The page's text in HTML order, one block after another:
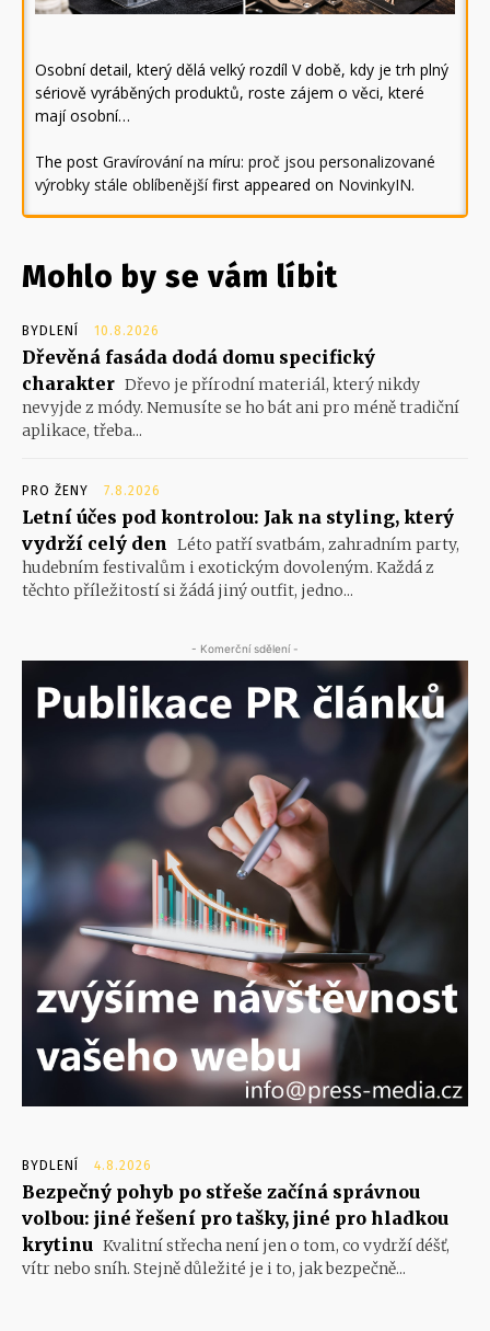
Osobní detail, který dělá velký rozdíl V době, kdy je trh plný
sériově vyráběných produktů, roste zájem o věci, které
mají osobní…
The post Gravírování na míru: proč jsou personalizované
výrobky stále oblíbenějšífirst appeared on NovinkyIN.
Mohlo by se vám líbit
BYDLENÍ 10.8.2026
Dřevěná fasáda dodá domu specifický
charakter Dřevo je přírodní materiál, který nikdy
nevyjde z módy. Nemusíte se ho bát ani pro méně tradiční
aplikace, třeba...
PRO ŽENY 7.8.2026
Letní účes pod kontrolou: Jak na styling, který
vydrží celý den
Léto patří svatbám, zahradním party,
hudebním festivalům i exotickým dovoleným. Každá z
těchto příležitostí si žádá jiný outfit, jedno...
- Komerční sdělení -
BYDLENÍ 4.8.2026
Bezpečný pohyb po střeše začíná správnou
volbou: jiné řešení pro tašky, jiné pro hladkou
krytinu Kvalitní střecha není jen o tom, co vydrží déšť,
vítr nebo sníh. Stejně důležité je i to, jak bezpečně...